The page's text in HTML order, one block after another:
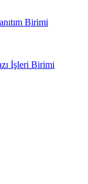
Birimi
İşleri Birimi